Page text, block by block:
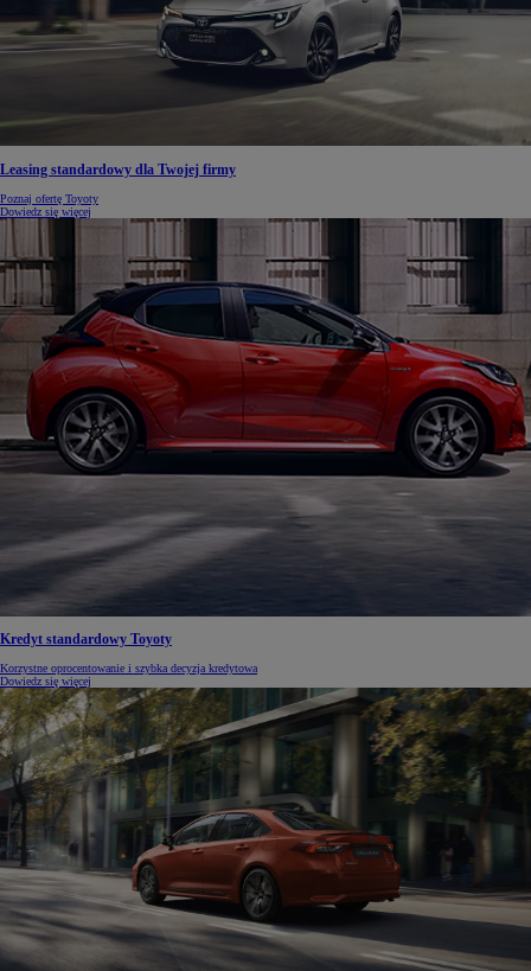
Leasing standardowy dla Twojej firmy
Poznaj ofertę Toyoty
Dowiedz się więcej
Kredyt standardowy Toyoty
Korzystne oprocentowanie i szybka decyzja kredytowa
Dowiedz się więcej